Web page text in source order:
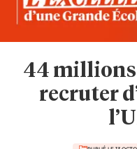
44 millions
recruter